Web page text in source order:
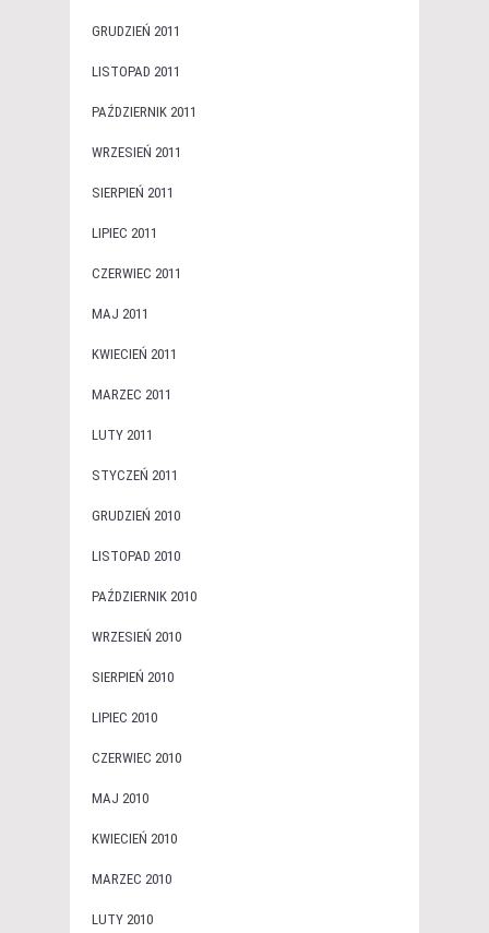
GRUDZIEŃ 2011
LISTOPAD 2011
PAŹDZIERNIK 2011
WRZESIEŃ 2011
SIERPIEŃ 2011
LIPIEC 2011
CZERWIEC 2011
MAJ 2011
KWIECIEŃ 2011
MARZEC 2011
LUTY 2011
STYCZEŃ 2011
GRUDZIEŃ 2010
LISTOPAD 2010
PAŹDZIERNIK 2010
WRZESIEŃ 2010
SIERPIEŃ 2010
LIPIEC 2010
CZERWIEC 2010
MAJ 2010
KWIECIEŃ 2010
MARZEC 2010
LUTY 2010